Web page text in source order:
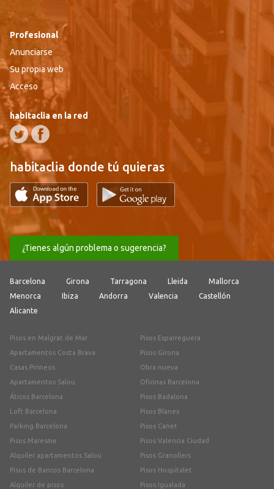
Profesional
Anunciarse
Su propia web
Acceso
habitaclia en la red
habitaclia donde tú quieras
¿Tienes algún problema o sugerencia?
Barcelona Girona Tarragona Lleida
Mallorca
Menorca
Ibiza Andorra Valencia
Castellón
Alicante
Pisos en Malgrat de Mar
Apartamentos Costa Brava
Casas Pirineos
Apartamentos Salou
Áticos Barcelona
Loft Barcelona
Parking Barcelona
Pisos Maresme
Alquiler apartamentos Salou
Pisos de Bancos Barcelona
Alquiler de pisos
Pisos Esparreguera
Pisos Girona
Obra nueva
Oficinas Barcelona
Pisos Badalona
Pisos Blanes
Pisos Canet
Pisos Valencia Ciudad
Pisos Granollers
Pisos Hospitalet
Pisos Igualada